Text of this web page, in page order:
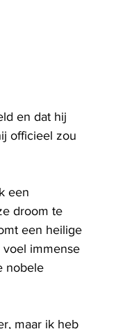
en dat hij
officieel zou
een
droom te
een heilige
immense
nobele
maar ik heb